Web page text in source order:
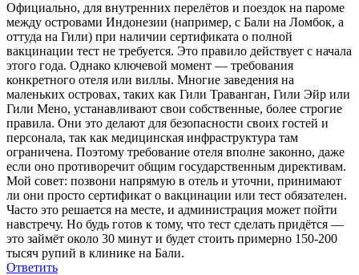
Официально, для внутренних перелётов и поездок на пароме
между островами Индонезии (например, с Бали на Ломбок, а
оттуда на Гили) при наличии сертификата о полной
вакцинации тест не требуется. Это правило действует с начала
этого года. Однако ключевой момент — требования
конкретного отеля или виллы. Многие заведения на
маленьких островах, таких как Гили Траванган, Гили Эйр или
Гили Мено, устанавливают свои собственные, более строгие
правила. Они это делают для безопасности своих гостей и
персонала, так как медицинская инфраструктура там
ограничена. Поэтому требование отеля вполне законно, даже
если оно противоречит общим государственным директивам.
Мой совет: позвони напрямую в отель и уточни, принимают
ли они просто сертификат о вакцинации или тест обязателен.
Часто это решается на месте, и администрация может пойти
навстречу. Но будь готов к тому, что тест сделать придётся —
это займёт около 30 минут и будет стоить примерно 150-200
тысяч рупий в клинике на Бали.
Ответить